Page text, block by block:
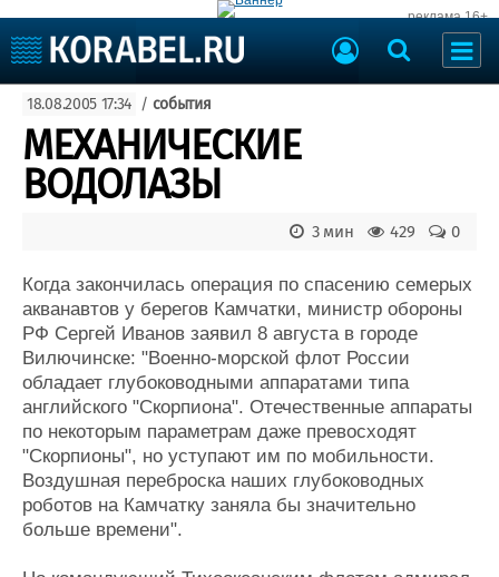
реклама 16+
Судоходство
Судоремонт
События
Пресс-релизы
Порты
Рыболовство
Еще
Судостроение
Пульс
Новости
Компании
Репутация
Работа
Крюинг
Журнал
Торговая площадка
Доска объявлений
Продажа флота
Оборудование
Изделия
Материалы
Услуги
18.08.2005 17:34 / события
МЕХАНИЧЕСКИЕ
ВОДОЛАЗЫ
0
429
3 мин
Когда закончилась операция по спасению семерых
акванавтов у берегов Камчатки, министр обороны
РФ Сергей Иванов заявил 8 августа в городе
Вилючинске: "Военно-морской флот России
обладает глубоководными аппаратами типа
английского "Скорпиона". Отечественные аппараты
по некоторым параметрам даже превосходят
"Скорпионы", но уступают им по мобильности.
Воздушная переброска наших глубоководных
роботов на Камчатку заняла бы значительно
больше времени".